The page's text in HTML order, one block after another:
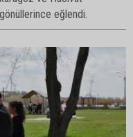
eğlendi.